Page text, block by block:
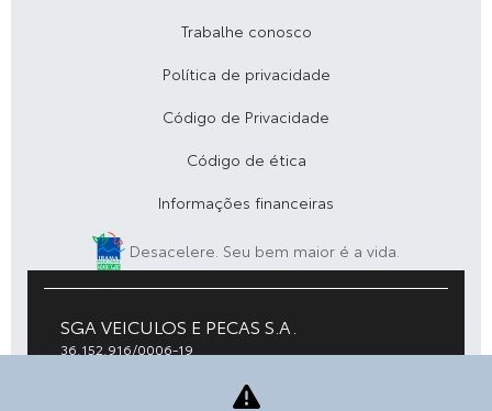
Trabalhe conosco
Política de privacidade
Código de Privacidade
Código de ética
Informações financeiras
Desacelere. Seu bem maior é a vida.
SGA VEICULOS E PECAS S.A.
36.152.916/0006-19
Av. Presidente Dutra, 1400 - Pres. Costa e Silva, - 28300-